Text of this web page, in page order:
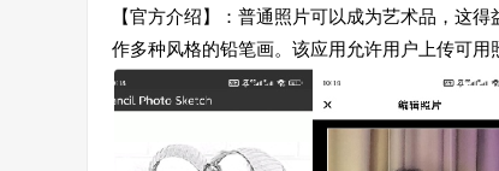
【官方介绍】：普通照片可以成为艺术品，这
作多种风格的铅笔画。该应用允许用户上传可用